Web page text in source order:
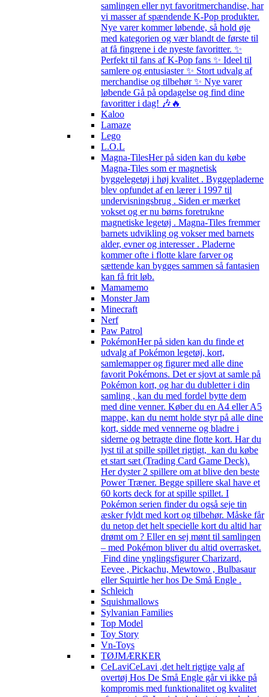
samlingen eller nyt favoritmerchandise, har
vi masser af spændende K-Pop produkter.
Nye varer kommer løbende, så hold øje
med kategorien og vær blandt de første til
at få fingrene i de nyeste favoritter. ✨
Perfekt til fans af K-Pop fans ✨ Ideel til
samlere og entusiaster ✨ Stort udvalg af
merchandise og tilbehør ✨ Nye varer
løbende Gå på opdagelse og find dine
favoritter i dag! 🎶🔥
Kaloo
Lamaze
Lego
L.O.L
Magna-TilesHer på siden kan du købe
Magna-Tiles som er magnetisk
byggelegetøj i høj kvalitet . Byggepladerne
blev opfundet af en lærer i 1997 til
undervisningsbrug . Siden er mærket
vokset og er nu børns foretrukne
magnetiske legetøj . Magna-Tiles fremmer
barnets udvikling og vokser med barnets
alder, evner og interesser . Pladerne
kommer ofte i flotte klare farver og
sættende kan bygges sammen så fantasien
kan få frit løb.
Mamamemo
Monster Jam
Minecraft
Nerf
Paw Patrol
PokémonHer på siden kan du finde et
udvalg af Pokémon legetøj, kort,
samlemapper og figurer med alle dine
favorit Pokémons. Det er sjovt at samle på
Pokémon kort, og har du dubletter i din
samling , kan du med fordel bytte dem
med dine venner. Køber du en A4 eller A5
mappe, kan du nemt holde styr på alle dine
kort, sidde med vennerne og bladre i
siderne og betragte dine flotte kort. Har du
lyst til at spille spillet rigtigt, kan du købe
et start sæt (Trading Card Game Deck).
Her dyster 2 spillere om at blive den beste
Power Træner. Begge spillere skal have et
60 korts deck for at spille spillet. I
Pokémon serien finder du også seje tin
æsker fyldt med kort og tilbehør. Måske får
du netop det helt specielle kort du altid har
drømt om ? Eller en sej mønt til samlingen
– med Pokémon bliver du altid overrasket.
Find dine ynglingsfigurer Charizard,
Eevee , Pickachu, Mewtowo , Bulbasaur
eller Squirtle her hos De Små Engle .
Schleich
Squishmallows
Sylvanian Families
Top Model
Toy Story
Vn-Toys
TØJMÆRKER
CeLaviCeLavi ,det helt rigtige valg af
overtøj Hos De Små Engle går vi ikke på
kompromis med funktionalitet og kvalitet